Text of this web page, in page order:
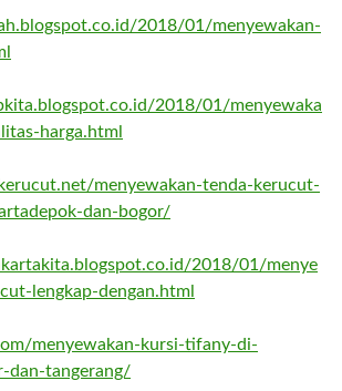
2018/01/menyewakan-
2018/01/menyewaka
harga.html
menyewakan-tenda-kerucut-
dan-bogor/
2018/01/menye
lengkap-dengan.html
menyewakan-kursi-tifany-di-
dan-tangerang/